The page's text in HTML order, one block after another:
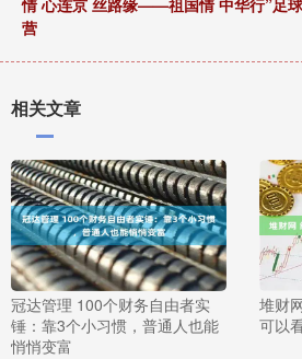
情 心连京 丝路缘——祖国情 中华行”足
营
相关文章
冠达管理 100个财务自由者实
锤：靠3个小习惯，普通人也能
悄悄变富
堆财
可以